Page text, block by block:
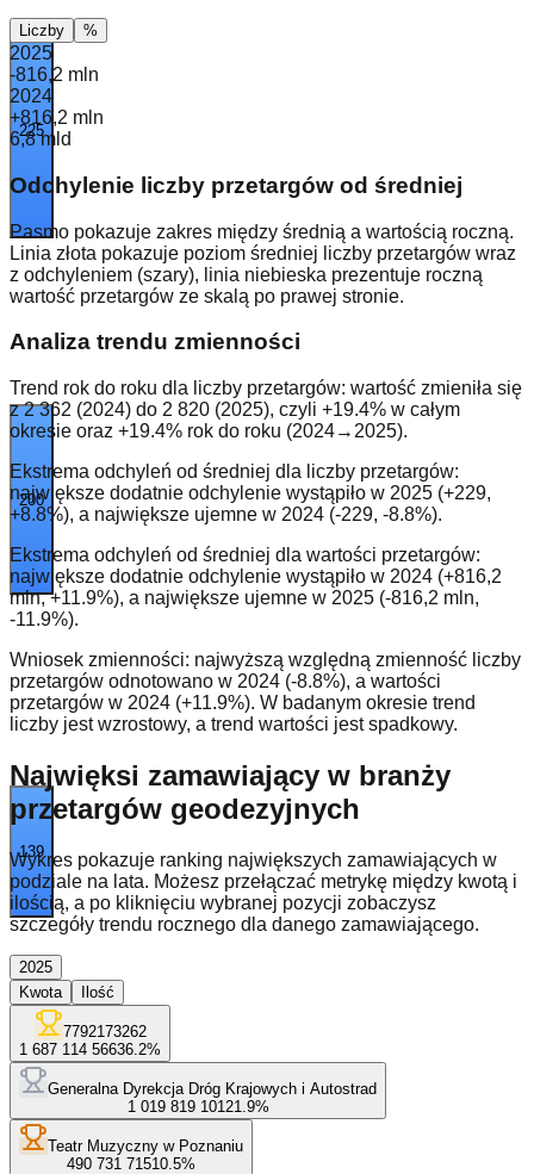
225
200
139
Liczby %
2025
-816,2 mln
2024
+816,2 mln
6,8 mld
Odchylenie liczby przetargów od średniej
Pasmo pokazuje zakres między średnią a wartością roczną.
Linia złota pokazuje poziom średniej liczby przetargów wraz
z odchyleniem (szary), linia niebieska prezentuje roczną
wartość przetargów ze skalą po prawej stronie.
Analiza trendu zmienności
Trend rok do roku dla liczby przetargów: wartość zmieniła się
z 2 362 (2024) do 2 820 (2025), czyli +19.4% w całym
okresie oraz +19.4% rok do roku (2024→2025).
Ekstrema odchyleń od średniej dla liczby przetargów:
największe dodatnie odchylenie wystąpiło w 2025 (+229,
+8.8%), a największe ujemne w 2024 (-229, -8.8%).
Ekstrema odchyleń od średniej dla wartości przetargów:
największe dodatnie odchylenie wystąpiło w 2024 (+816,2
mln, +11.9%), a największe ujemne w 2025 (-816,2 mln,
-11.9%).
Wniosek zmienności: najwyższą względną zmienność liczby
przetargów odnotowano w 2024 (-8.8%), a wartości
przetargów w 2024 (+11.9%). W badanym okresie trend
liczby jest wzrostowy, a trend wartości jest spadkowy.
Najwięksi zamawiający w branży
przetargów geodezyjnych
Wykres pokazuje ranking największych zamawiających w
podziale na lata. Możesz przełączać metrykę między kwotą i
ilością, a po kliknięciu wybranej pozycji zobaczysz
szczegóły trendu rocznego dla danego zamawiającego.
2025
Kwota
Ilość
7792173262
1 687 114 56636.2%
Generalna Dyrekcja Dróg Krajowych i Autostrad
1 019 819 101 21.9%
Teatr Muzyczny w Poznaniu
490 731 71510.5%